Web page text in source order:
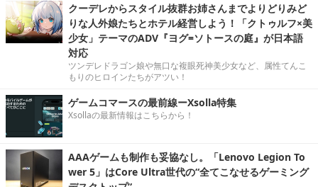
クーデレからスタイル抜群お姉さんまでよりどりみど
りな人外娘たちとホテル経営しよう！「クトゥルフ×美
少女」テーマのADV『ヨグ=ソトースの庭』が日本語
対応
ツンデレドラゴン娘や無口な複眼死神美少女など、属性てんこ
もりのヒロインたちがアツい！
ゲームコマースの最前線ーXsolla特集
Xsollaの最新情報はこちらから！
AAAゲームも制作も妥協なし。「Lenovo Legion To
wer 5」はCore Ultra世代の“全てこなせるゲーミング